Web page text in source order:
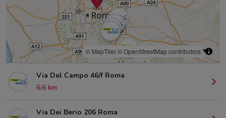
© MapTiler© OpenStreetMap contributors
Via Del Campo 46/f Roma
6.6 km
Via Dei Berio 206 Roma